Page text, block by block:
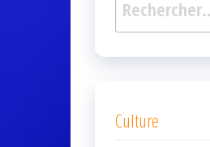
Culture